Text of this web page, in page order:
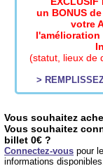
un BONUS
votre
(statut, lieux de
>
Vous souhaitez
Vous souhaitez
billet 0€ ?
Connectez-vous pour
informations